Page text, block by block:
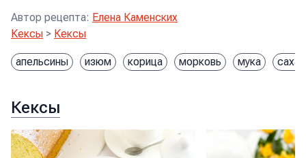
Автор рецепта: Елена Каменских
Кексы > Кексы
апельсины изюм корица морковь мука сахар
Кексы